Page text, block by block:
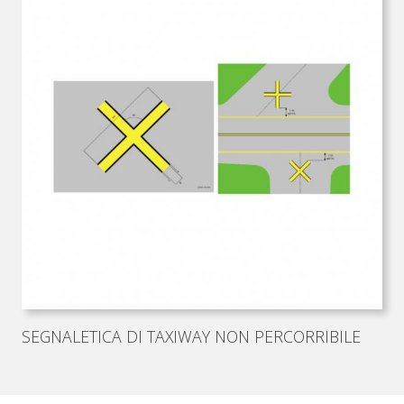
SEGNALETICA DI TAXIWAY NON PERCORRIBILE